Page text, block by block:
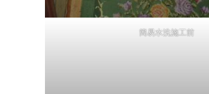
簡易水洗施工前